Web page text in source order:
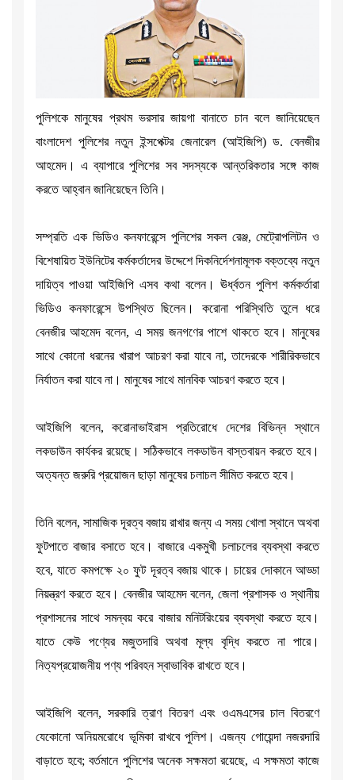
পুলিশকে মানুষের প্রথম ভরসার জায়গা বানাতে চান বলে জানিয়েছেন
বাংলাদেশ পুলিশের নতুন ইন্সপেক্টর জেনারেল (আইজিপি) ড. বেনজীর
আহমেদ। এ ব্যাপারে পুলিশের সব সদস্যকে আন্তরিকতার সঙ্গে কাজ
করতে আহ্বান জানিয়েছেন তিনি।
সম্প্রতি এক ভিডিও কনফারেন্সে পুলিশের সকল রেঞ্জ, মেট্রোপলিটন ও
বিশেষায়িত ইউনিটের কর্মকর্তাদের উদ্দেশে দিকনির্দেশনামূলক বক্তব্যে নতুন
দায়িত্ব পাওয়া আইজিপি এসব কথা বলেন। ঊর্ধ্বতন পুলিশ কর্মকর্তারা
ভিডিও কনফারেন্সে উপস্থিত ছিলেন। করোনা পরিস্থিতি তুলে ধরে
বেনজীর আহমেদ বলেন, এ সময় জনগণের পাশে থাকতে হবে। মানুষের
সাথে কোনো ধরনের খারাপ আচরণ করা যাবে না, তাদেরকে শারীরিকভাবে
নির্যাতন করা যাবে না। মানুষের সাথে মানবিক আচরণ করতে হবে।
আইজিপি বলেন, করোনাভাইরাস প্রতিরোধে দেশের বিভিন্ন স্থানে
লকডাউন কার্যকর রয়েছে। সঠিকভাবে লকডাউন বাস্তবায়ন করতে হবে।
অত্যন্ত জরুরি প্রয়োজন ছাড়া মানুষের চলাচল সীমিত করতে হবে।
তিনি বলেন, সামাজিক দূরত্ব বজায় রাখার জন্য এ সময় খোলা স্থানে অথবা
ফুটপাতে বাজার বসাতে হবে। বাজারে একমুখী চলাচলের ব্যবস্থা করতে
হবে, যাতে কমপক্ষে ২০ ফুট দূরত্ব বজায় থাকে। চায়ের দোকানে আড্ডা
নিয়ন্ত্রণ করতে হবে। বেনজীর আহমেদ বলেন, জেলা প্রশাসক ও স্থানীয়
প্রশাসনের সাথে সমন্বয় করে বাজার মনিটরিংয়ের ব্যবস্থা করতে হবে।
যাতে কেউ পণ্যের মজুতদারি অথবা মূল্য বৃদ্ধি করতে না পারে।
নিত্যপ্রয়োজনীয় পণ্য পরিবহন স্বাভাবিক রাখতে হবে।
আইজিপি বলেন, সরকারি ত্রাণ বিতরণ এবং ওএমএসের চাল বিতরণে
যেকোনো অনিয়মরোধে ভূমিকা রাখবে পুলিশ। এজন্য গোয়েন্দা নজরদারি
বাড়াতে হবে; বর্তমানে পুলিশের অনেক সক্ষমতা রয়েছে, এ সক্ষমতা কাজে